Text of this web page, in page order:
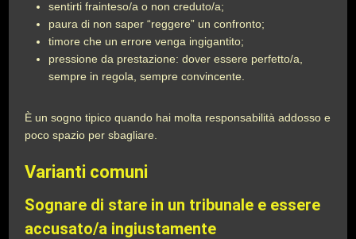
sentirti frainteso/a o non creduto/a;
paura di non saper “reggere” un confronto;
timore che un errore venga ingigantito;
pressione da prestazione: dover essere perfetto/a,
sempre in regola, sempre convincente.
È un sogno tipico quando hai molta responsabilità addosso e
poco spazio per sbagliare.
Varianti comuni
Sognare di stare in un tribunale e essere
accusato/a ingiustamente